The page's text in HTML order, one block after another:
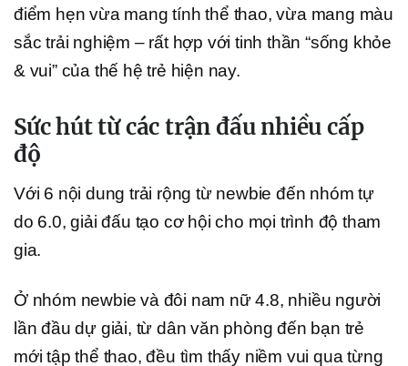
điểm hẹn vừa mang tính thể thao, vừa mang màu
sắc trải nghiệm – rất hợp với tinh thần “sống khỏe
& vui” của thế hệ trẻ hiện nay.
Sức hút từ các trận đấu nhiều cấp
độ
Với 6 nội dung trải rộng từ newbie đến nhóm tự
do 6.0, giải đấu tạo cơ hội cho mọi trình độ tham
gia.
Ở nhóm newbie và đôi nam nữ 4.8, nhiều người
lần đầu dự giải, từ dân văn phòng đến bạn trẻ
mới tập thể thao, đều tìm thấy niềm vui qua từng